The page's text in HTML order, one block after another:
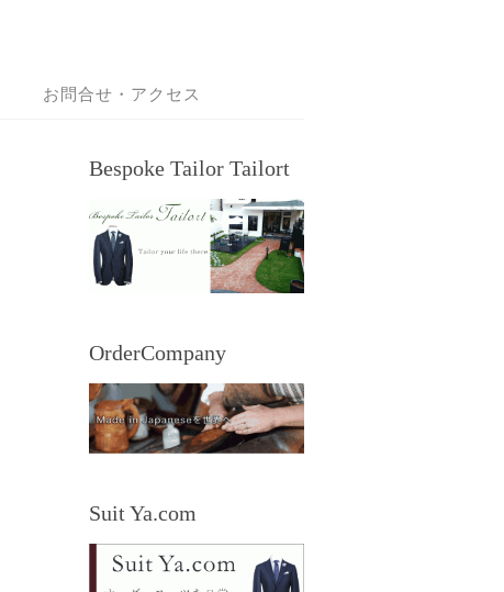
お問合せ・アクセス
Bespoke Tailor Tailort
OrderCompany
Suit Ya.com